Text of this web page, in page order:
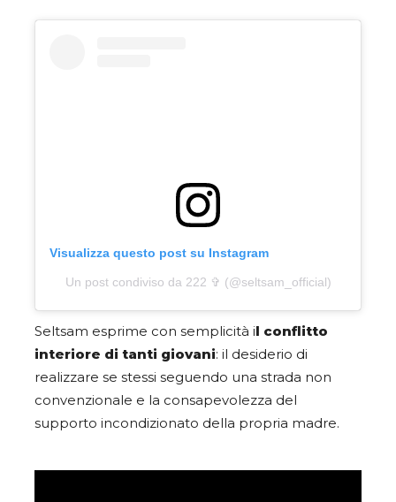
Visualizza questo post su Instagram
Un post condiviso da 222 ✞ (@seltsam_official)
Seltsam esprime con semplicità il conflitto
interiore di tanti giovani: il desiderio di
realizzare se stessi seguendo una strada non
convenzionale e la consapevolezza del
supporto incondizionato della propria madre.